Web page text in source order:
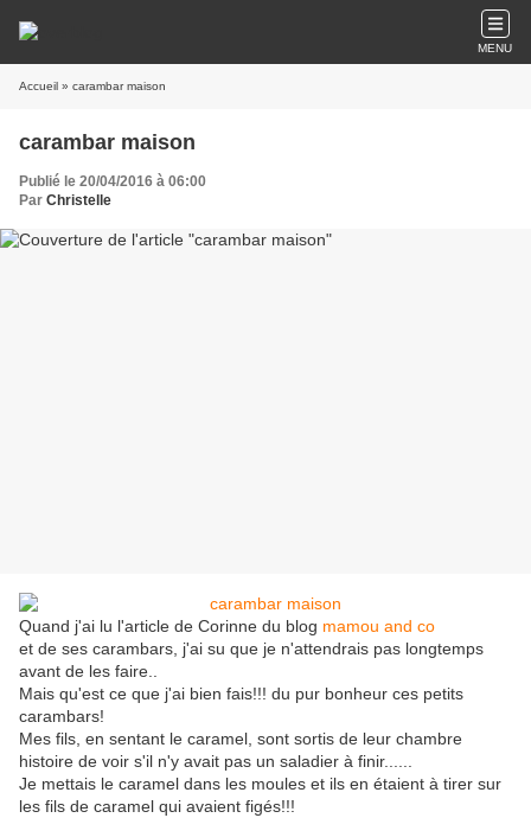
MENU
Accueil » carambar maison
carambar maison
Publié le 20/04/2016 à 06:00
Par Christelle
Quand j'ai lu l'article de Corinne du blog mamou and co
et de ses carambars, j'ai su que je n'attendrais pas longtemps
avant de les faire..
Mais qu'est ce que j'ai bien fais!!! du pur bonheur ces petits
carambars!
Mes fils, en sentant le caramel, sont sortis de leur chambre
histoire de voir s'il n'y avait pas un saladier à finir......
Je mettais le caramel dans les moules et ils en étaient à tirer sur
les fils de caramel qui avaient figés!!!